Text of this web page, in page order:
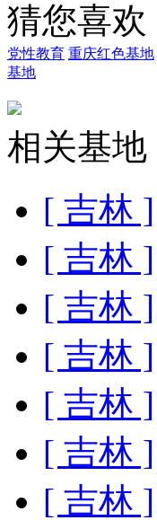
猜您喜欢
党性教育 重庆红色基地
基地
相关基地
[ 吉林 ]
[ 吉林 ]
[ 吉林 ]
[ 吉林 ]
[ 吉林 ]
[ 吉林 ]
[ 吉林 ]